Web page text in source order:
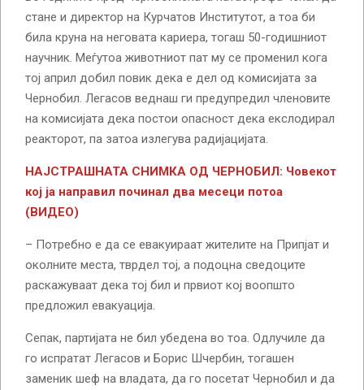
стане и директор на Курчатов Институтот, а тоа би
била круна на неговата кариера, тогаш 50-годишниот
научник. Меѓутоа животниот пат му се променил кога
тој април добил повик дека е дел од комисијата за
Чернобил. Легасов веднаш ги предупредил членовите
на комисијата дека постои опасност дека екслодирал
реакторот, па затоа излегува радијацијата.
НАЈСТРАШНАТА СНИМКА ОД ЧЕРНОБИЛ: Човекот
кој ја направил починал два месеци потоа
(ВИДЕО)
– Потребно е да се евакуираат жителите на Припјат и
околните места, тврдел тој, а подоцна сведоците
раскажуваат дека тој бил и првиот кој воопшто
предложил евакуација.
Сепак, партијата не бил убедена во тоа. Одлучиле да
го испратат Легасов и Борис Шчербин, тогашен
заменик шеф на владата, да го посетат Чернобил и да